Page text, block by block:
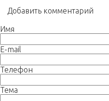
Добавить комментарий
Имя
E-mail
Телефон
Тема